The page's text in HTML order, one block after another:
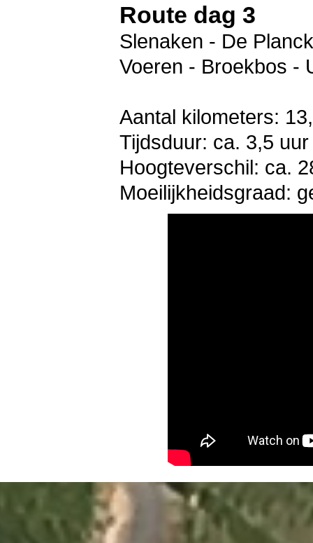
Route dag 3
Slenaken - De
Voeren - Broekbos -
Aantal kilometers:
Tijdsduur: ca. 3,5 uur
Hoogteverschil: ca.
Moeilijkheidsgraad:
Terug naar de inhoud